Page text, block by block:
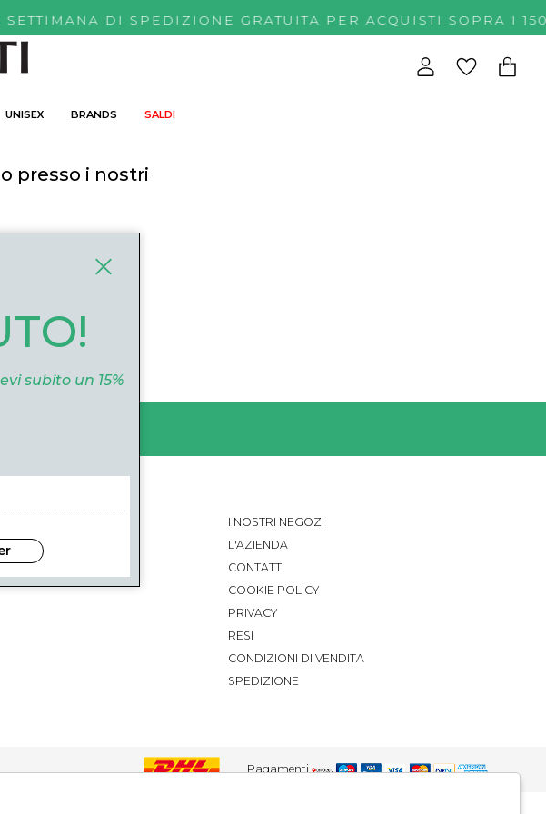
DI SPEDIZIONE GRATUITA PER ACQUISTI
UNISEX BRANDS SALDI
presso i nostri
I NOSTRI NEGOZI
L'AZIENDA
CONTATTI
COOKIE POLICY
PRIVACY
RESI
CONDIZIONI DI VENDITA
SPEDIZIONE
Pagamenti
subito un 15%